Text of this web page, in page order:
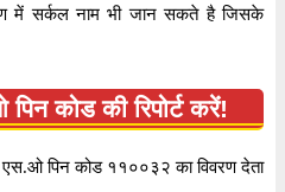
में सर्कल नाम भी जान सकते है जिसके
कोड की रिपोर्ट करें!
एस.ओ पिन कोड ११००३२ का विवरण देता